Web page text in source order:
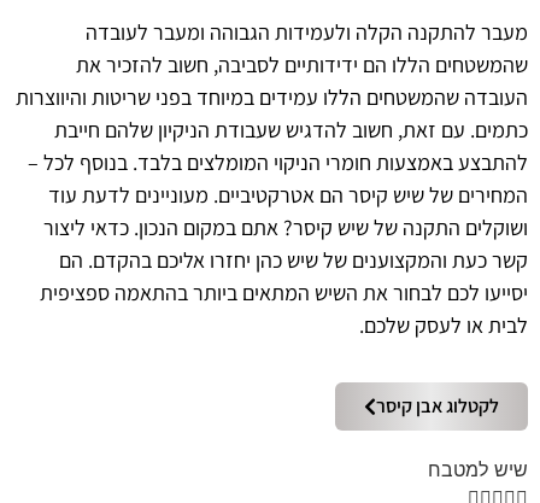
מעבר להתקנה הקלה ולעמידות הגבוהה ומעבר לעובדה
שהמשטחים הללו הם ידידותיים לסביבה, חשוב להזכיר את
העובדה שהמשטחים הללו עמידים במיוחד בפני שריטות והיווצרות
כתמים. עם זאת, חשוב להדגיש שעבודת הניקיון שלהם חייבת
להתבצע באמצעות חומרי הניקוי המומלצים בלבד. בנוסף לכל –
המחירים של שיש קיסר הם אטרקטיביים. מעוניינים לדעת עוד
ושוקלים התקנה של שיש קיסר? אתם במקום הנכון. כדאי ליצור
קשר כעת והמקצוענים של שיש כהן יחזרו אליכם בהקדם. הם
יסייעו לכם לבחור את השיש המתאים ביותר בהתאמה ספציפית
לבית או לעסק שלכם.
לקטלוג אבן קיסר
שיש למטבח